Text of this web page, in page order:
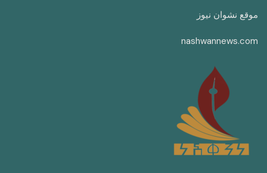
موقع نشوان نيوز
nashwannews.com